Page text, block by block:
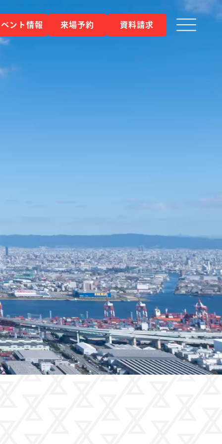
ント情報 来場予約 資料請求